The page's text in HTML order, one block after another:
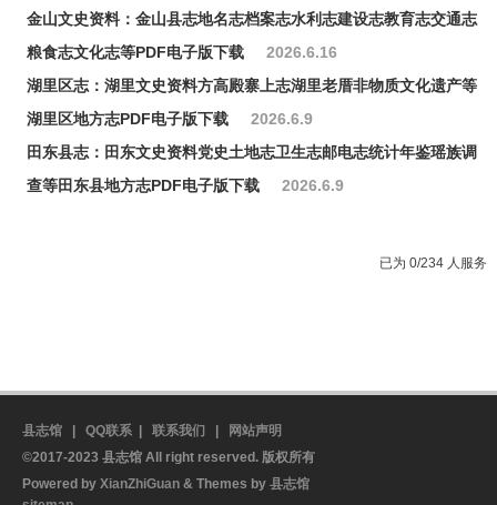
金山文史资料：金山县志地名志档案志水利志建设志教育志交通志
粮食志文化志等PDF电子版下载
2026.6.16
湖里区志：湖里文史资料方高殿寨上志湖里老厝非物质文化遗产等
湖里区地方志PDF电子版下载
2026.6.9
田东县志：田东文史资料党史土地志卫生志邮电志统计年鉴瑶族调
查等田东县地方志PDF电子版下载
2026.6.9
已为 0/234 人服务
县志馆 QQ联系 联系我们
网站声明
©2017-2023 县志馆 All right reserved. 版权所有
Powered by XianZhiGuan & Themes by 县志馆